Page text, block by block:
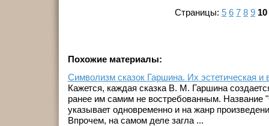
Страницы: 5 6 7 8 9 10
Похожие материалы:
Символизм сказок Гаршина. Их эстетическая и
Кажется, каждая сказка В. М. Гаршина
ранее им самим не востребованным. Название
указывает одновременно и на жанр
Впрочем, на самом деле загла ...